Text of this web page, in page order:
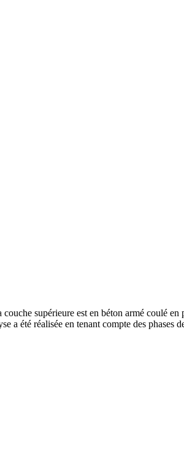
supérieure est en béton armé coulé en
a été réalisée en tenant compte des phases